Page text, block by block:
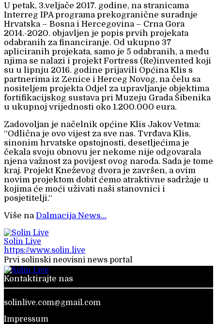
U petak, 3.veljače 2017. godine, na stranicama
Interreg IPA programa prekogranične suradnje
Hrvatska – Bosna i Hercegovina – Crna Gora
2014.-2020. objavljen je popis prvih projekata
odabranih za financiranje. Od ukupno 37
apliciranih projekata, samo je 5 odabranih, a među
njima se nalazi i projekt Fortress (Re)invented koji
su u lipnju 2016. godine prijavili Općina Klis s
partnerima iz Zenice i Herceg Novog, na čelu sa
nositeljem projekta Odjel za upravljanje objektima
fortifikacijskog sustava pri Muzeju Grada Šibenika
u ukupnoj vrijednosti oko 1.200.000 eura.
Zadovoljan je načelnik općine Klis Jakov Vetma:
“Odlična je ovo vijest za sve nas. Tvrđava Klis,
sinonim hrvatske opstojnosti, desetljećima je
čekala svoju obnovu jer nekome nije odgovarala
njena važnost za povijest ovog naroda. Sada je tome
kraj. Projekt Kneževog dvora je završen, a ovim
novim projektom dobit ćemo atraktivne sadržaje u
kojima će moći uživati naši stanovnici i
posjetitelji.“
Više naDalmacija News…
Solin Live
https://www.solin.live
Prvi solinski neovisni news portal
Kontaktirajte nas
solinlive.com@gmail.com
Impressum